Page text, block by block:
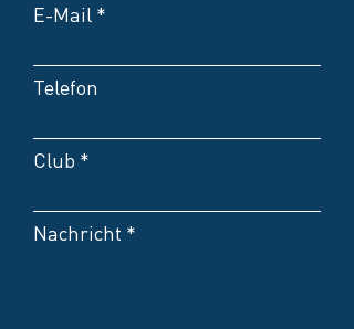
E-Mail
Telefon
Club
Nachricht